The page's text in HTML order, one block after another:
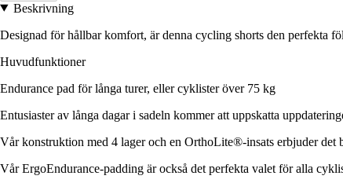
Beskrivning
Designad för hållbar komfort, är denna cycling shorts den perfekta
Huvudfunktioner
Endurance pad för långa turer, eller cyklister över 75 kg
Entusiaster av långa dagar i sadeln kommer att uppskatta
Vår konstruktion med 4 lager och en OrthoLite®-insats erbjuder
Vår ErgoEndurance-padding är också det perfekta valet för alla